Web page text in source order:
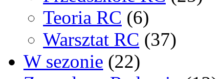
Teoria RC (6)
Warsztat RC (37)
W sezonie (22)